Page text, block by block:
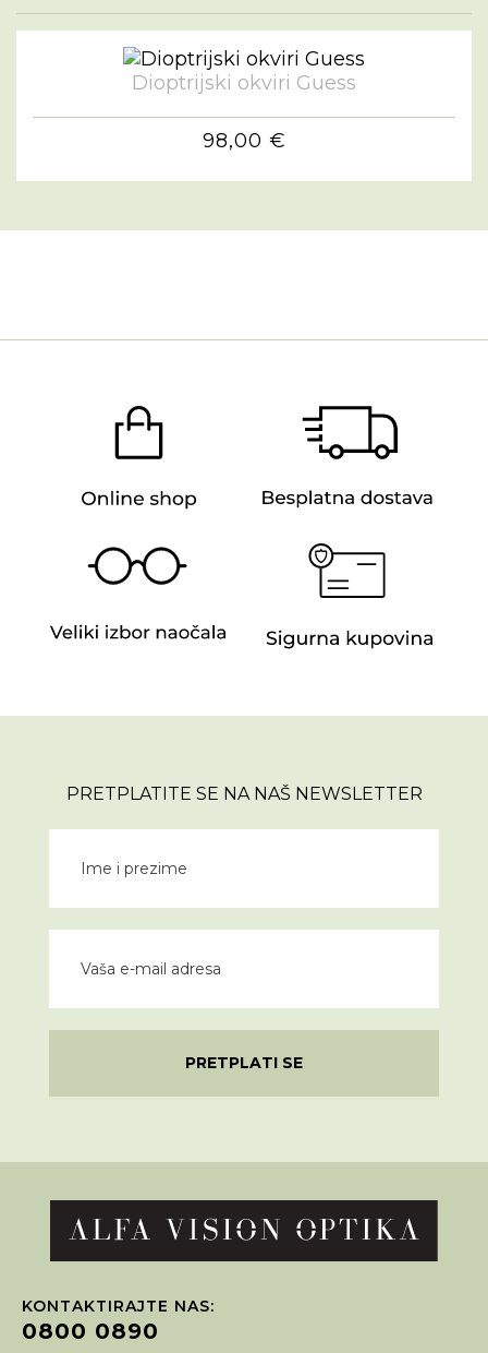
Dioptrijski okviri Guess
98,00 €
PRETPLATITE SE NA NAŠ NEWSLETTER
PRETPLATI SE
KONTAKTIRAJTE NAS:
0800 0890